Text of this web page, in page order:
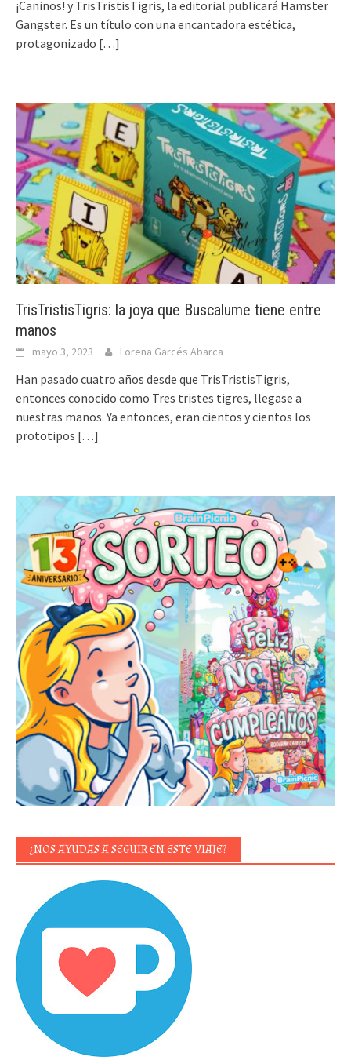
¡Caninos! y TrisTristisTigris, la editorial publicará Hamster
Gangster. Es un título con una encantadora estética,
protagonizado […]
TrisTristisTigris: la joya que Buscalume tiene entre
manos
mayo 3, 2023 Lorena Garcés Abarca
Han pasado cuatro años desde que TrisTristisTigris,
entonces conocido como Tres tristes tigres, llegase a
nuestras manos. Ya entonces, eran cientos y cientos los
prototipos […]
¿NOS AYUDAS A SEGUIR EN ESTE VIAJE?